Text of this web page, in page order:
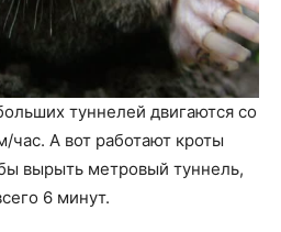
туннелей двигаются со
А вот работают кроты
вырыть метровый туннель,
6 минут.